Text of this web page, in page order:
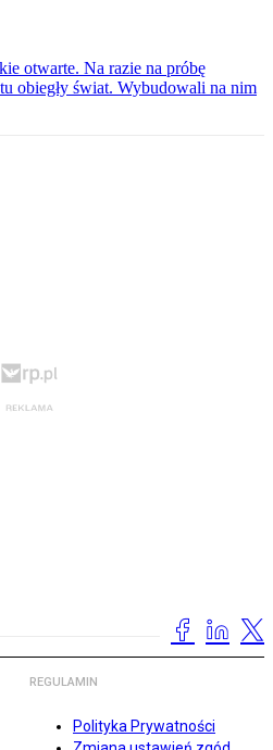
otwarte. Na razie na próbę
obiegły świat. Wybudowali na nim
REGULAMIN
Polityka Prywatności